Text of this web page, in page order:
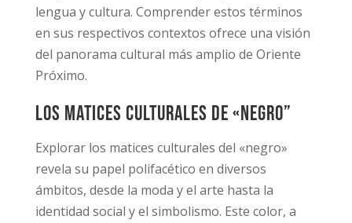
lengua y cultura. Comprender estos términos
en sus respectivos contextos ofrece una visión
del panorama cultural más amplio de Oriente
Próximo.
Los matices culturales de «negro”
Explorar los matices culturales del «negro»
revela su papel polifacético en diversos
ámbitos, desde la moda y el arte hasta la
identidad social y el simbolismo. Este color, a